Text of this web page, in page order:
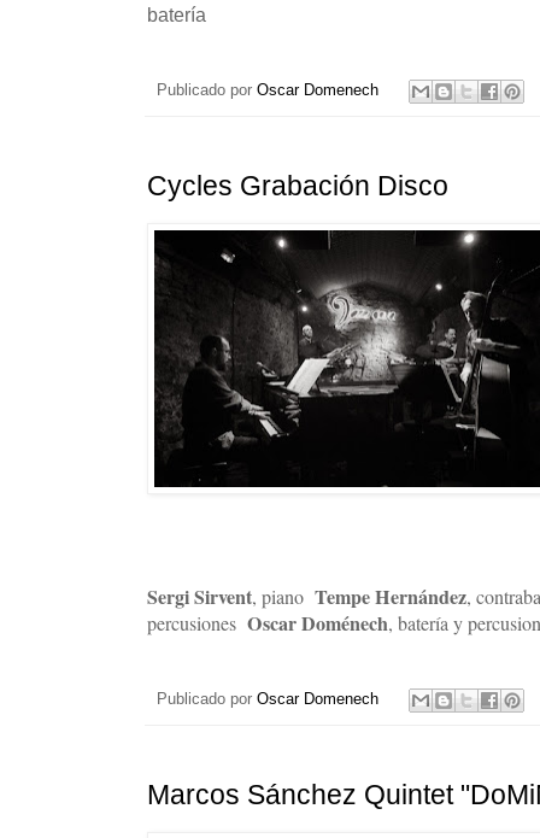
batería
Publicado por Oscar Domenech
Cycles Grabación Disco
Sergi Sirvent, piano Tempe Hernández,
percusiones Oscar Doménech, batería y
Publicado por Oscar Domenech
Marcos Sánchez Quintet